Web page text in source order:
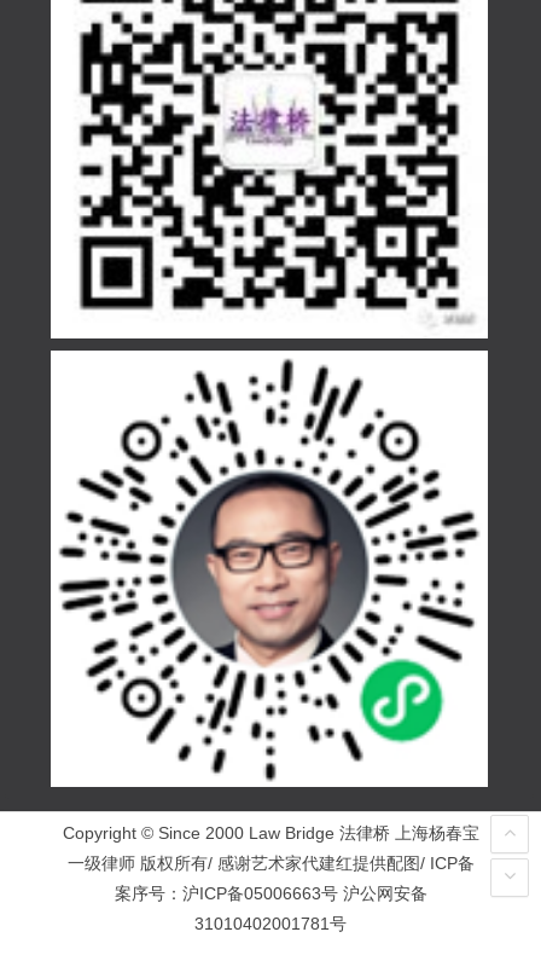
Copyright © Since 2000 Law Bridge 法律桥 上海杨春宝
一级律师 版权所有/ 感谢艺术家代建红提供配图/ ICP备
案序号： 沪ICP备05006663号 沪公网安备
31010402001781号